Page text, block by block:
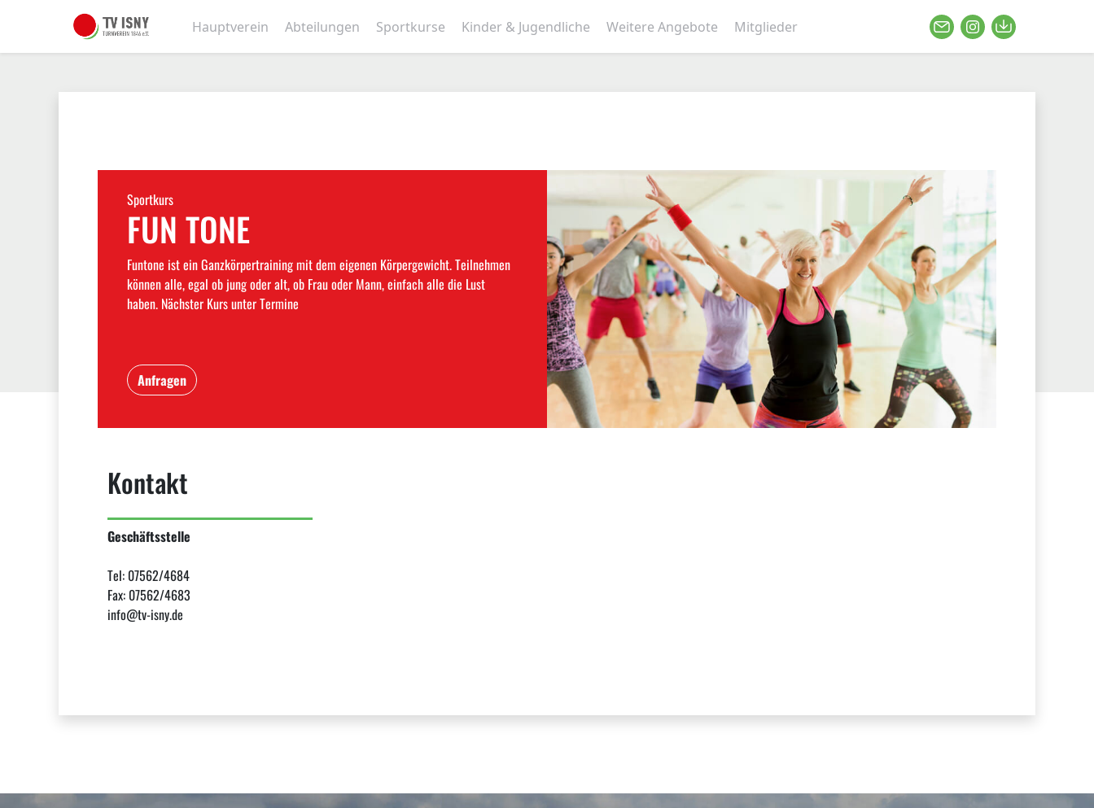
Hauptverein Abteilungen Sportkurse Kinder & Jugendliche Weitere Angebote Mitglieder
Sportkurs
FUN TONE
Funtone ist ein Ganzkörpertraining mit dem eigenen Körpergewicht. Teilnehmen
können alle, egal ob jung oder alt, ob Frau oder Mann, einfach alle die Lust
haben. Nächster Kurs unter Termine
Anfragen
Kontakt
Geschäftsstelle
Tel: 07562/4684
Fax: 07562/4683
info@tv-isny.de